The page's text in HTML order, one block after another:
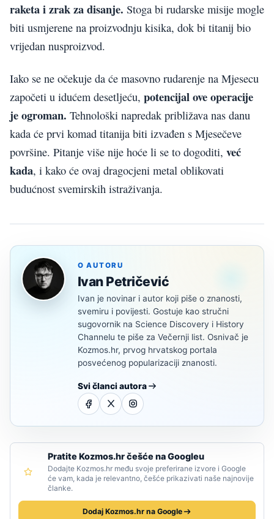
raketa i zrak za disanje. Stoga bi rudarske misije mogle
biti usmjerene na proizvodnju kisika, dok bi titanij bio
vrijedan nusproizvod.
Iako se ne očekuje da će masovno rudarenje na Mjesecu
započeti u idućem desetljeću, potencijal ove operacije
je ogroman. Tehnološki napredak približava nas danu
kada će prvi komad titanija biti izvađen s Mjesečeve
površine. Pitanje više nije hoće li se to dogoditi, već
kada, i kako će ovaj dragocjeni metal oblikovati
budućnost svemirskih istraživanja.
O AUTORU
Ivan Petričević
Ivan je novinar i autor koji piše o znanosti,
svemiru i povijesti. Gostuje kao stručni
sugovornik na Science Discovery i History
Channelu te piše za Večernji list. Osnivač je
Kozmos.hr, prvog hrvatskog portala
posvećenog popularizaciji znanosti.
Svi članci autora
Pratite Kozmos.hr češće na Googleu
Dodajte Kozmos.hr među svoje preferirane izvore i Google
će vam, kada je relevantno, češće prikazivati naše najnovije
članke.
Dodaj Kozmos.hr na Google